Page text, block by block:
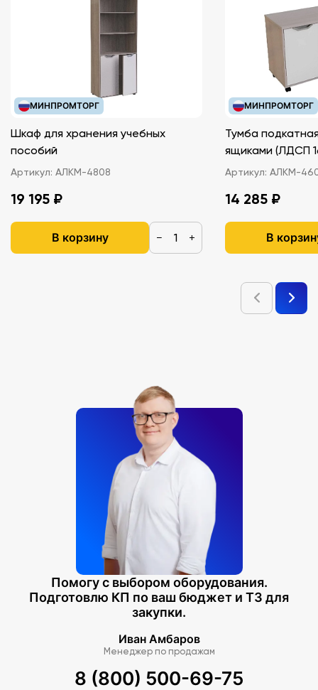
МИНПРОМТОРГ
Шкаф для хранения учебных
пособий
Артикул: АЛКМ-4808
19 195 ₽
В корзину − +
МИНПРОМТОРГ
Тумба
ящиками
Артикул: АЛКМ-
14 285 ₽
В
Помогу с выбором оборудования.
Подготовлю КП по ваш бюджет и ТЗ для
закупки.
Иван Амбаров
Менеджер по продажам
8 (800) 500-69-75